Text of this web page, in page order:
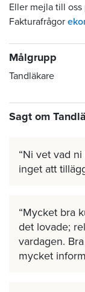
Eller mejla till oss
Fakturafrågor
Målgrupp
Tandläkare
Sagt om
Ni vet vad
inget att
Mycket bra
det lovade;
vardagen.
mycket